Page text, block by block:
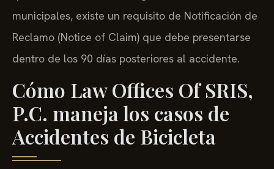
municipales, existe un requisito de Notificación de
Reclamo (Notice of Claim) que debe presentarse
dentro de los 90 días posteriores al accidente.
Cómo Law Offices Of SRIS,
P.C. maneja los casos de
Accidentes de Bicicleta